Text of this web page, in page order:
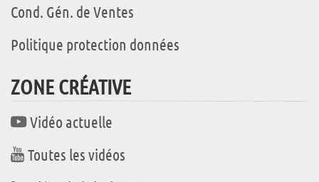
Cond. Gén. de Ventes
Politique protection données
ZONE CRÉATIVE
Vidéo actuelle
Toutes les vidéos